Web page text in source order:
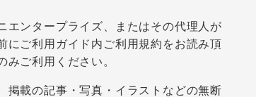
エンタープライズ、またはその代理人が
にご利用ガイド内ご利用規約をお読み頂
みご利用ください。
掲載の記事・写真・イラストなどの無断